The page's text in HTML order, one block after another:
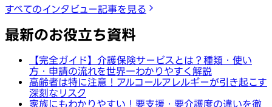
すべてのインタビュー記事を見る
最新のお役立ち資料
【完全ガイド】介護保険サービスとは？種類・使い
方・申請の流れを世界一わかりやすく解説
高齢者は特に注意！アルコールアレルギーが引き起こす
深刻なリスク
家族にもわかりやすい！要支援・要介護度の違いを徹